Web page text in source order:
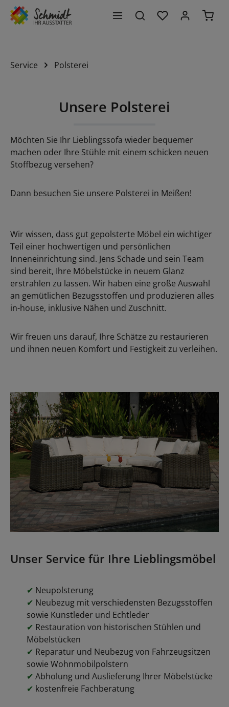
springen Du hast 0
Service Polsterei
Unsere Polsterei
Möchten Sie Ihr Lieblingssofa wieder bequemer
machen oder Ihre Stühle mit einem schicken neuen
Stoffbezug versehen?
Dann besuchen Sie unsere Polsterei in Meißen!
Wir wissen, dass gut gepolsterte Möbel ein wichtiger
Teil einer hochwertigen und persönlichen
Inneneinrichtung sind. Jens Schade und sein Team
sind bereit, Ihre Möbelstücke in neuem Glanz
erstrahlen zu lassen. Wir haben eine große Auswahl
an gemütlichen Bezugsstoffen und produzieren alles
in-house, inklusive Nähen und Zuschnitt.
Wir freuen uns darauf, Ihre Schätze zu restaurieren
und ihnen neuen Komfort und Festigkeit zu verleihen.
Unser Service für Ihre Lieblingsmöbel
✔ Neupolsterung
✔ Neubezug mit verschiedensten Bezugsstoffen
sowie Kunstleder und Echtleder
✔ Restauration von historischen Stühlen und
Möbelstücken
✔ Reparatur und Neubezug von Fahrzeugsitzen
sowie Wohnmobilpolstern
✔ Abholung und Auslieferung Ihrer Möbelstücke
✔ kostenfreie Fachberatung